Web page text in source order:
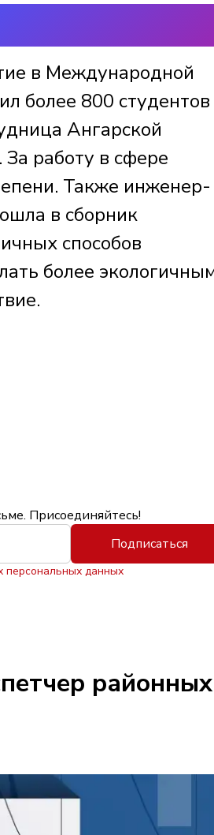
в Международной
более 800 студентов
Ангарской
работу в сфере
Также инженер-
в сборник
способов
более
Присоединяйтесь!
Подписаться
персональных данных